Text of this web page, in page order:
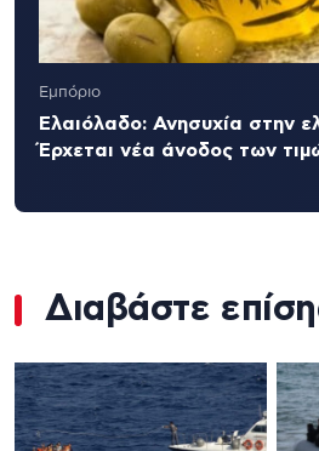
Εμπόριο
Ελαιόλαδο: Ανησυχία στην
Έρχεται νέα άνοδος των
Διαβάστε